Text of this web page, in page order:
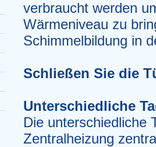
verbraucht werden
Wärmeniveau zu
Schimmelbildung in
Schließen Sie die
Unterschiedliche
Die unterschiedliche
Zentralheizung